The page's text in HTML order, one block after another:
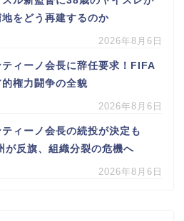
をどう再建するのか
2026年8月6日
ティーノ会長に辞任要求！FIFA
権力闘争の全貌
2026年8月6日
ティーノ会長の続投が決定も
が反旗、組織分裂の危機へ
2026年8月6日